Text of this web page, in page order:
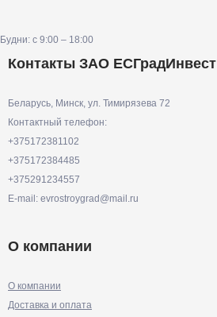
Будни: с 9:00 – 18:00
Контакты ЗАО ЕСГрадИнвест
Беларусь, Минск, ул. Тимирязева 72
Контактный телефон:
+375172381102
+375172384485
+375291234557
E-mail: evrostroygrad@mail.ru
О компании
О компании
Доставка и оплата